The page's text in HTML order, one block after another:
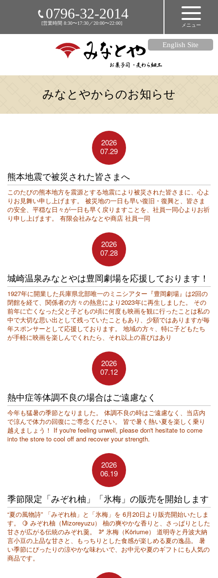
0796-32-2014
[営業時間 8:30〜17:30／20:00〜22:00] メニュー
English Site
HOME
店舗のご案内
商品のご紹介
麦わら細工
メディア掲載情報
お知らせ
リンク集
オンラインショップ
みなとやからのお知らせ
2026
07.29
熊本地震で被災された皆さまへ
このたびの熊本地方を震源とする地震により被災された皆さまに、心よ
りお見舞い申し上げます。 被災地の一日も早い復旧・復興と、皆さま
の安全、平穏な日々が一日も早く戻りますことを、社員一同心よりお祈
り申し上げます。 有限会社みなとや商店 社員一同
2026
07.28
城崎温泉みなとやは豊岡劇場を応援しております！
1927年に開業した兵庫県北部唯一のミニシアター『豊岡劇場』は2回の
閉館を経て、関係者の方々の熱意により2023年に再生しました。 その
前年に亡くなった父と子どもの頃に何度も映画を観に行ったことは私の
中で大切な思い出として残っていたこともあり、少額ではありますが毎
年スポンサーとして応援しております。 地域の方々、特に子どもたち
が手軽に映画を楽しんでくれたら、それ以上の喜びはあり
2026
07.12
熱中症等体調不良の場合はご遠慮なく
今年も猛暑の季節となりました。 体調不良の時はご遠慮なく、当店内
で涼んで体力の回復にご専念ください。 皆で暑く熱い夏を楽しく乗り
越えましょう！ If you're feeling unwell, please don't hesitate to come
into the store to cool off and recover your strength.
2026
06.19
季節限定「みぞれ柚」「氷梅」の販売を開始します
“夏の風物詩” 「みぞれ柚」と「氷梅」を 6月20日より販売開始いたしま
す。 🍋 みぞれ柚（Mizoreyuzu） 柚の爽やかな香りと、さっぱりとした
甘さが広がる伝統のみぞれ羹。 🫘 氷梅（Kōriume） 道明寺と丹波大納
言小豆の上品な甘さと、もっちりとした食感が楽しめる夏の逸品。 暑
い季節にぴったりの涼やかな味わいで、お中元や夏のギフトにも人気の
商品です。